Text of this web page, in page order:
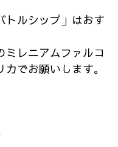
トルシップ」はおす
ミレニアムファルコ
でお願いします。